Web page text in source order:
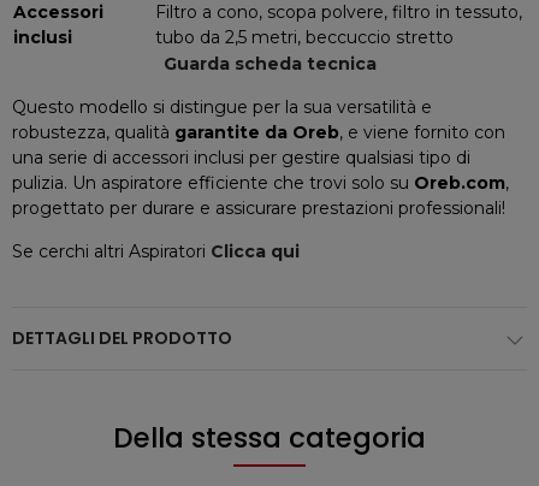
Accessori
inclusi
Filtro a cono, scopa polvere, filtro in tessuto,
tubo da 2,5 metri, beccuccio stretto
Guarda scheda tecnica
Questo modello si distingue per la sua versatilità e
robustezza, qualità garantite da Oreb, e viene fornito con
una serie di accessori inclusi per gestire qualsiasi tipo di
pulizia. Un aspiratore efficiente che trovi solo su Oreb.com,
progettato per durare e assicurare prestazioni professionali!
Se cerchi altri Aspiratori Clicca qui
DETTAGLI DEL PRODOTTO
Della stessa categoria